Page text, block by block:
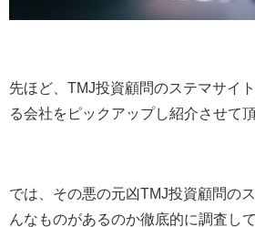
先ほど、TMJ投資顧問のステマサイ
る会社をピックアップし紹介させて
では、その悪の元凶TMJ投資顧問の
んなものがあるのか徹底的に調査し